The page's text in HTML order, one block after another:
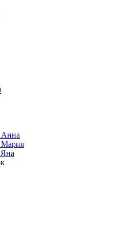
Анна
Мария
Яна